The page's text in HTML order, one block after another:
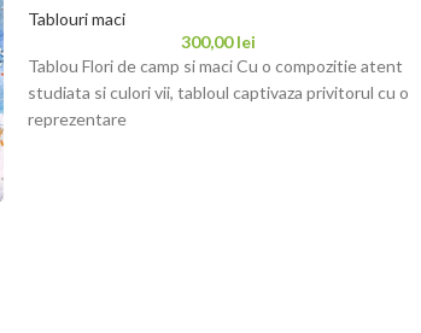
Tablouri maci
300,00lei
Tablou Flori de camp si maci Cu o compozitie atent
studiata si culori vii, tabloul captivaza privitorul cu o
reprezentare